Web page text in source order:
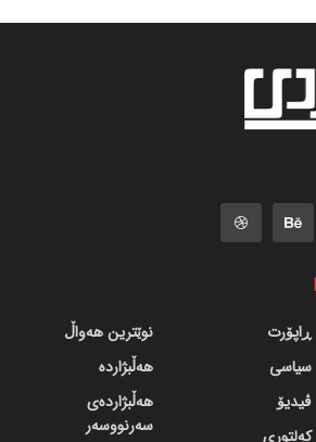
ڕاپۆرت
سیاسی
ڤیدیۆ
کەلتوری
نوێترین هەواڵ
هەڵبژاردە
هەڵبژاردەی
سەرنووسەر